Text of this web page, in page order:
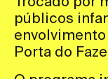
públicos
Porta do